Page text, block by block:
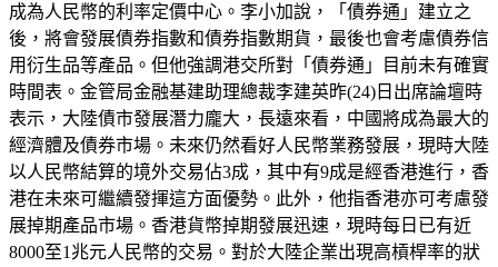
成為人民幣的利率定價中心。李小加說，「債券通」建立之
後，將會發展債券指數和債券指數期貨，最後也會考慮債券信
用衍生品等產品。但他強調港交所對「債券通」目前未有確實
時間表。金管局金融基建助理總裁李建英昨(24)日出席論壇時
表示，大陸債市發展潛力龐大，長遠來看，中國將成為最大的
經濟體及債券市場。未來仍然看好人民幣業務發展，現時大陸
以人民幣結算的境外交易佔3成，其中有9成是經香港進行，香
港在未來可繼續發揮這方面優勢。此外，他指香港亦可考慮發
展掉期產品市場。香港貨幣掉期發展迅速，現時每日已有近
8000至1兆元人民幣的交易。對於大陸企業出現高槓桿率的狀